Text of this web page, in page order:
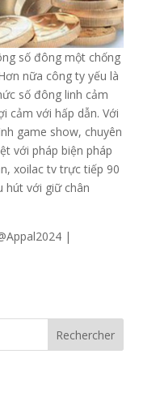
số đông một chống
nữa công ty yếu là
số đông linh cảm
cảm với hấp dẫn. Với
game show, chuyên
với pháp biện pháp
xoilac tv trực tiếp 90
hút với giữ chân
|
Rechercher